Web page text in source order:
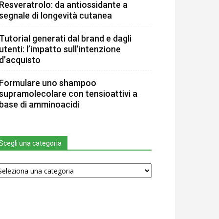
Resveratrolo: da antiossidante a
di longevità cutanea
Tutorial generati dal brand e dagli
utenti: l’impatto sull’intenzione
d’acquisto
Formulare uno shampoo
con tensioattivi a
base di amminoacidi
una categoria